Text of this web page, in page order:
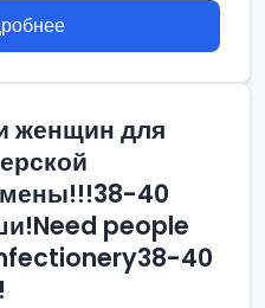
женщин для
40
people
40